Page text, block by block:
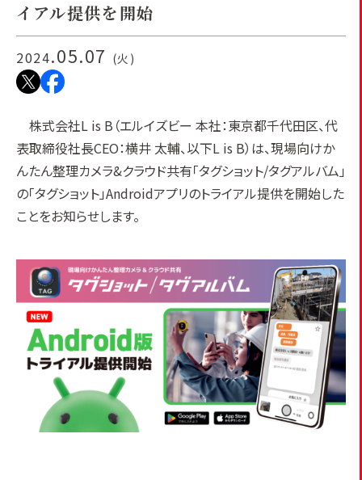
イアル提供を開始
2024.05.07 (火)
株式会社L is B（エルイズビー 本社：東京都千代田区、代
表取締役社長CEO：横井 太輔、以下L is B）は、現場向けか
んたん整理カメラ&クラウド共有「タグショット/タグアルバム」
の「タグショット」Androidアプリのトライアル提供を開始した
ことをお知らせします。